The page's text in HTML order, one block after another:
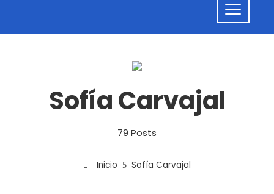
Sofía Carvajal
79 Posts
Inicio Sofía Carvajal